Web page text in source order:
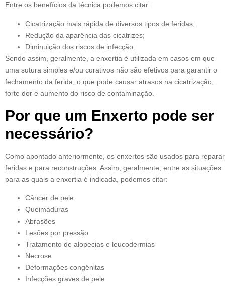
Entre os benefícios da técnica podemos citar:
Cicatrização mais rápida de diversos tipos de feridas;
Redução da aparência das cicatrizes;
Diminuição dos riscos de infecção.
Sendo assim, geralmente, a enxertia é utilizada em casos em que
uma sutura simples e/ou curativos não são efetivos para garantir o
fechamento da ferida, o que pode causar atrasos na cicatrização,
forte dor e aumento do risco de contaminação.
Por que um Enxerto pode ser
necessário?
Como apontado anteriormente, os enxertos são usados para reparar
feridas e para reconstruções. Assim, geralmente, entre as situações
para as quais a enxertia é indicada, podemos citar:
Câncer de pele
Queimaduras
Abrasões
Lesões por pressão
Tratamento de alopecias e leucodermias
Necrose
Deformações congênitas
Infecções graves de pele